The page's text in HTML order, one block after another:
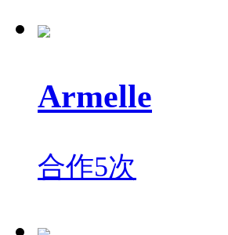
Armelle
合作5次